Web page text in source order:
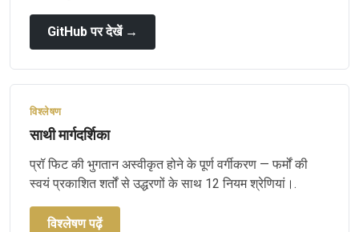
GitHub पर देखें →
विश्लेषण
साथी मार्गदर्शिका
प्रॉ फिट की भुगतान अस्वीकृत होने के पूर्ण वर्गीकरण — फर्मों की
स्वयं प्रकाशित शर्तों से उद्धरणों के साथ 12 नियम श्रेणियां।.
विश्लेषण पढ़ें